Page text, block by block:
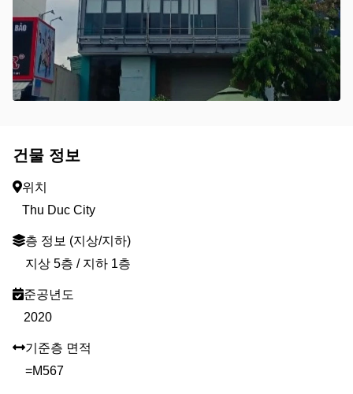
건물 정보
위치
Thu Duc City
층 정보 (지상/지하)
지상 5층 / 지하 1층
준공년도
2020
기준층 면적
=M567